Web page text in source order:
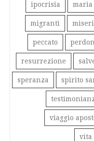
ipocrisia maria
migranti
peccato
resurrezione
speranza spirito
viaggio
vita